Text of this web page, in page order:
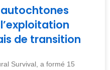
de transition
Survival, a formé 15